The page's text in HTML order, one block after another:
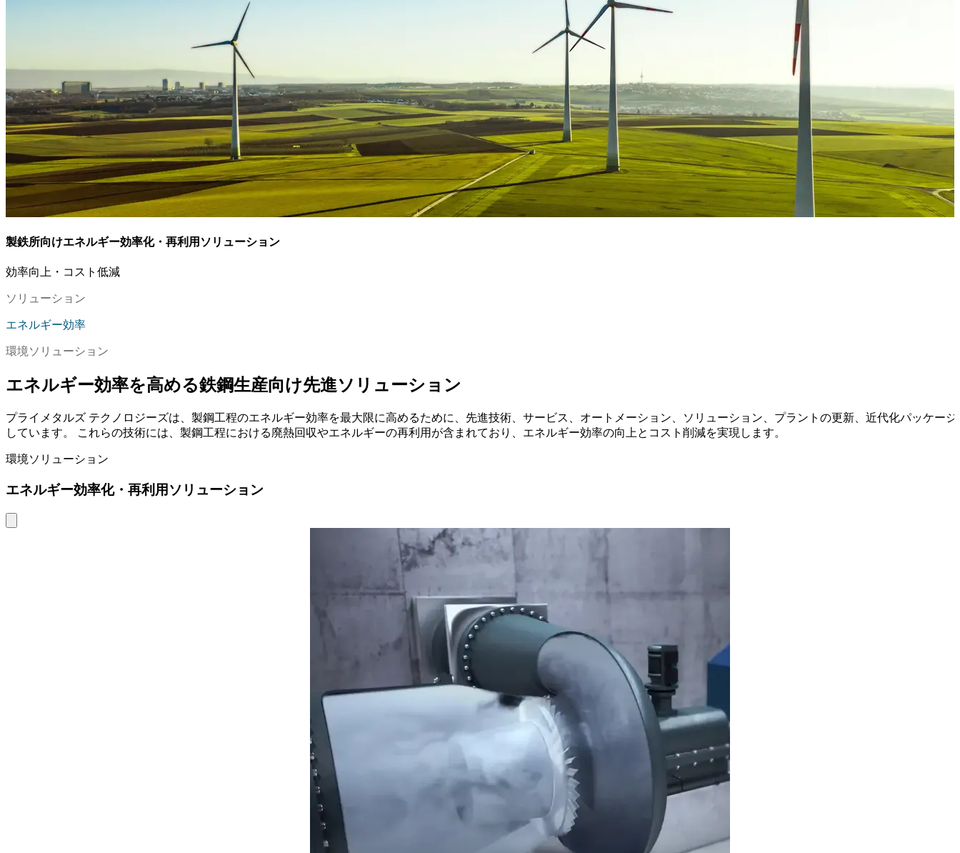
製鉄所向けエネルギー効率化・再利用ソリューション
効率向上・コスト低減
ソリューション
エネルギー効率
環境ソリューション
エネルギー効率を高める鉄鋼生産向け先進ソリューション
プライメタルズ テクノロジーズは、製鋼工程のエネルギー効率を最大限に高めるために、先進技術、サービス、オートメーション、ソリューション、プラントの更新、近代化パッケー
しています。 これらの技術には、製鋼工程における廃熱回収やエネルギーの再利用が含まれており、エネルギー効率の向上とコスト削減を実現します。
環境ソリューション
エネルギー効率化・再利用ソリューション